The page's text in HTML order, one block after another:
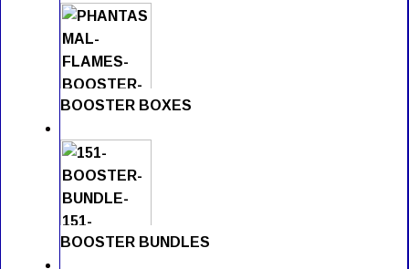
BOOSTER BOXES
BOOSTER BUNDLES